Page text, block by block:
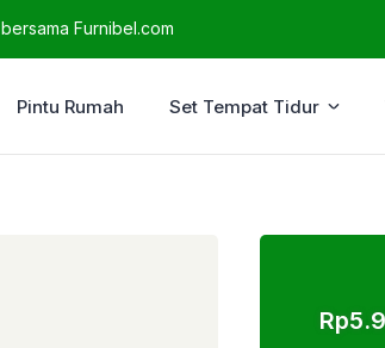
bersama Furnibel.com
Pintu Rumah Set Tempat Tidur
Rp